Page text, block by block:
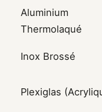
Aluminium
Thermolaqué
Inox Brossé
Plexiglas